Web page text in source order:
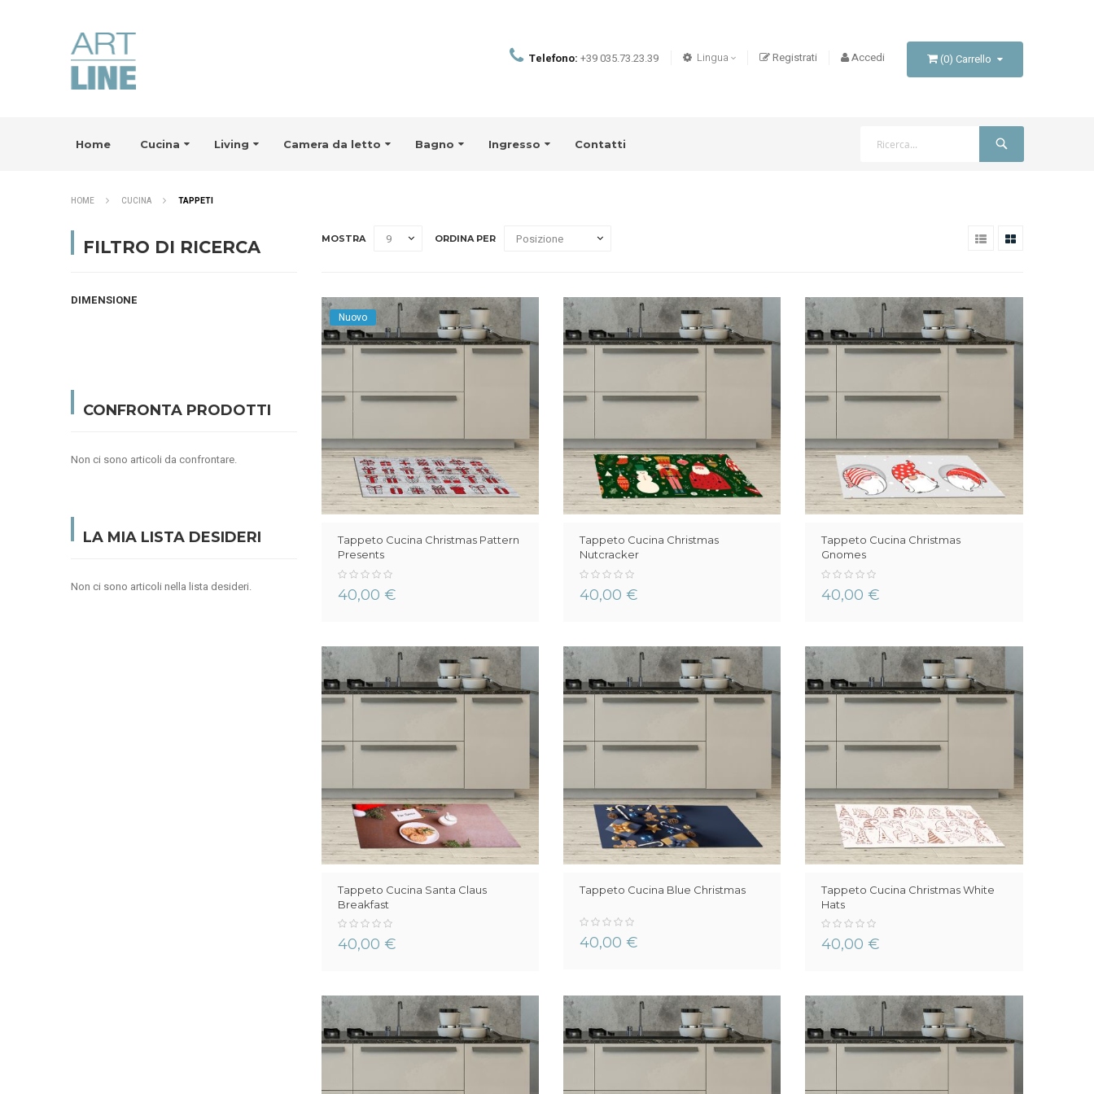
(0) Carrello
Lingua Registrati Accedi
Telefono: +39 035.73.23.39
Home Cucina Living Camera da letto Bagno Ingresso Contatti
HOME CUCINA TAPPETI
MOSTRA ORDINA PER
Nuovo
Tappeto Cucina Christmas Pattern
Presents
0%
40,00 €
Tappeto Cucina Christmas
Nutcracker
0%
40,00 €
Tappeto Cucina Christmas
Gnomes
0%
40,00 €
Tappeto Cucina Santa Claus
Breakfast
0%
40,00 €
Tappeto Cucina Blue Christmas
0%
40,00 €
Tappeto Cucina Christmas White
Hats
0%
40,00 €
FILTRO DI RICERCA
DIMENSIONE
CONFRONTA PRODOTTI
Non ci sono articoli da confrontare.
LA MIA LISTA DESIDERI
Non ci sono articoli nella lista desideri.